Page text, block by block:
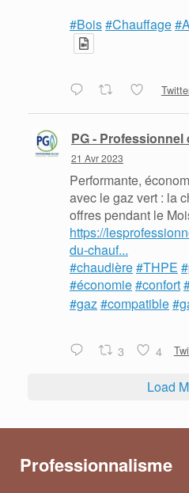
#Bois#Chauffage
PG - Professionnel
21 Avr 2023
Performante,
avec le gaz vert : la
offres pendant le
https://
du-chauf...
#chaudière#THPE
#économie#confort
#gaz#compatible
3 4
Load
Professionnalisme